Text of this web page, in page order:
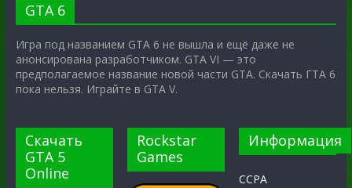
GTA 6
Игра под названием GTA 6 не вышла и ещё даже не
анонсирована разработчиком. GTA VI — это
предполагаемое название новой части GTA. Скачать ГТА 6
пока нельзя. Играйте в GTA V.
Скачать
GTA 5
Online
Rockstar
Games
Информация
CCPA